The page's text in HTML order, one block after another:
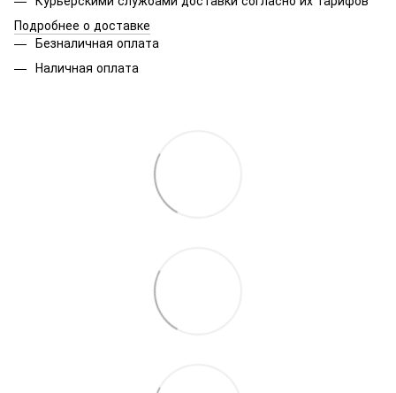
Подробнее о доставке
Безналичная оплата
Наличная оплата